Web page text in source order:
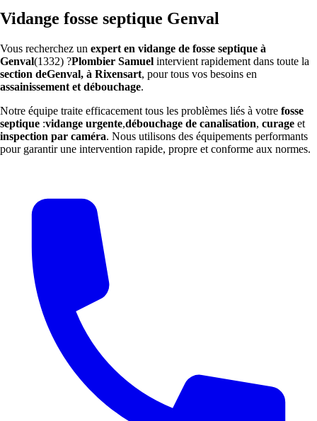
Vidange fosse septique Genval
Vous recherchez un expert en vidange de fosse septique à
Genval(1332) ?Plombier Samuel intervient rapidement dans toute la
section deGenval, à Rixensart, pour tous vos besoins en
assainissement et débouchage.
Notre équipe traite efficacement tous les problèmes liés à votre fosse
septique :vidange urgente,débouchage de canalisation, curage et
inspection par caméra. Nous utilisons des équipements performants
pour garantir une intervention rapide, propre et conforme aux normes.